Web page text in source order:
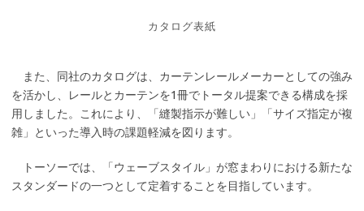
カタログ表紙
また、同社のカタログは、カーテンレールメーカーとしての強み
を活かし、レールとカーテンを1冊でトータル提案できる構成を採
用しました。これにより、「縫製指示が難しい」「サイズ指定が複
雑」といった導入時の課題軽減を図ります。
トーソーでは、「ウェーブスタイル」が窓まわりにおける新たな
スタンダードの一つとして定着することを目指しています。